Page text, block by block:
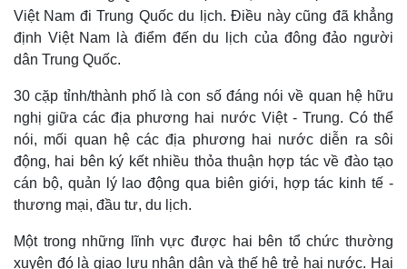
Việt Nam đi Trung Quốc du lịch. Điều này cũng đã khẳng
định Việt Nam là điểm đến du lịch của đông đảo người
dân Trung Quốc.
30 cặp tỉnh/thành phố là con số đáng nói về quan hệ hữu
nghị giữa các địa phương hai nước Việt - Trung. Có thể
nói, mối quan hệ các địa phương hai nước diễn ra sôi
động, hai bên ký kết nhiều thỏa thuận hợp tác về đào tạo
cán bộ, quản lý lao động qua biên giới, hợp tác kinh tế -
thương mại, đầu tư, du lịch.
Một trong những lĩnh vực được hai bên tổ chức thường
xuyên đó là giao lưu nhân dân và thế hệ trẻ hai nước. Hai